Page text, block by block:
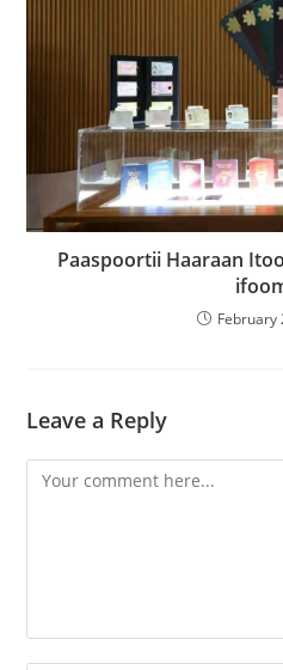
Paaspoortii Haaraan
February
Leave a Reply